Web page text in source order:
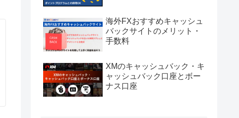
海外FXおすすめキャッシュ
バックサイトのメリット・
手数料
XMのキャッシュバック・キ
ャッシュバック口座とボー
ナス口座